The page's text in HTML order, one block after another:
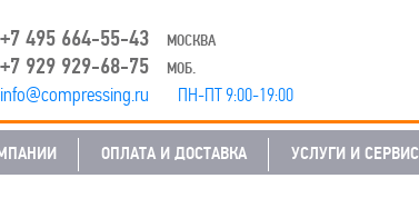
+7 495 664-55-43 МОСКВА
+7 929 929-68-75 МОБ.
info@compressing.ru ПН-ПТ 9:00-19:00
ОПЛАТА И ДОСТАВКА УСЛУГИ И СЕРВИС